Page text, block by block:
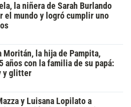
la niñera de Sarah Burlando
el mundo y logró cumplir uno
Moritán, la hija de Pampita,
años con la familia de su papá:
y glitter
y Luisana Lopilato a